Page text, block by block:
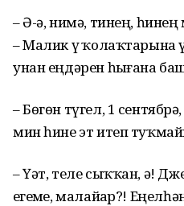
– Ә-ә, нимә, тинең,
– Малик үҙ
унан еңдәрен һыҙғана
– Бөгөн түгел, 1
мин һине эт итеп
– Үәт, теле сыҡҡан, ә!
ҙегеҙме, малайҙар?!